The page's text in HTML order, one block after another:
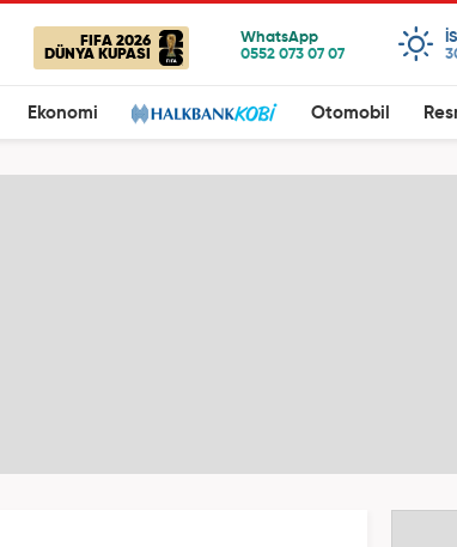
FIFA 2026
DÜNYA KUPASI
Ekonomi Otomobil